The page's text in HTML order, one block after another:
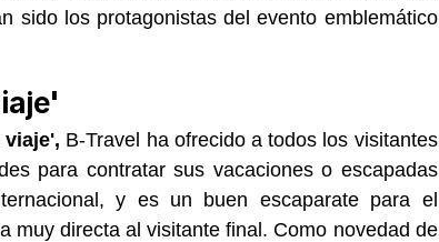
sido los protagonistas del evento emblemático
viaje', B-Travel ha ofrecido a todos los visitantes
para contratar sus vacaciones o escapadas
y es un buen escaparate para el
muy directa al visitante final. Como novedad de